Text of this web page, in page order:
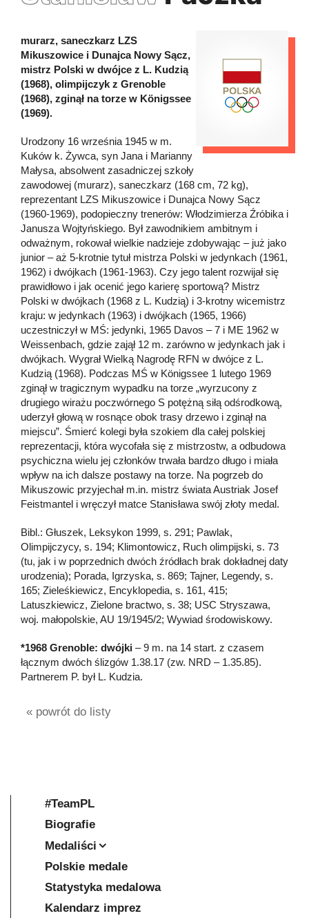
murarz, saneczkarz LZS
Mikuszowice i Dunajca Nowy Sącz,
mistrz Polski w dwójce z L. Kudzią
(1968), olimpijczyk z Grenoble
(1968), zginął na torze w Königssee
(1969).
Urodzony 16 września 1945 w m.
Kuków k. Żywca, syn Jana i Marianny
Małysa, absolwent zasadniczej szkoły
zawodowej (murarz), saneczkarz (168 cm, 72 kg),
reprezentant LZS Mikuszowice i Dunajca Nowy Sącz
(1960-1969), podopieczny trenerów: Włodzimierza Źróbika i
Janusza Wojtyńskiego. Był zawodnikiem ambitnym i
odważnym, rokował wielkie nadzieje zdobywając – już jako
junior – aż 5-krotnie tytuł mistrza Polski w jedynkach (1961,
1962) i dwójkach (1961-1963). Czy jego talent rozwijał się
prawidłowo i jak ocenić jego karierę sportową? Mistrz
Polski w dwójkach (1968 z L. Kudzią) i 3-krotny wicemistrz
kraju: w jedynkach (1963) i dwójkach (1965, 1966)
uczestniczył w MŚ: jedynki, 1965 Davos – 7 i ME 1962 w
Weissenbach, gdzie zajął 12 m. zarówno w jedynkach jak i
dwójkach. Wygrał Wielką Nagrodę RFN w dwójce z L.
Kudzią (1968). Podczas MŚ w Königssee 1 lutego 1969
zginął w tragicznym wypadku na torze „wyrzucony z
drugiego wirażu poczwórnego S potężną siłą odśrodkową,
uderzył głową w rosnące obok trasy drzewo i zginął na
miejscu”. Śmierć kolegi była szokiem dla całej polskiej
reprezentacji, która wycofała się z mistrzostw, a odbudowa
psychiczna wielu jej członków trwała bardzo długo i miała
wpływ na ich dalsze postawy na torze. Na pogrzeb do
Mikuszowic przyjechał m.in. mistrz świata Austriak Josef
Feistmantel i wręczył matce Stanisława swój złoty medal.
Bibl.: Głuszek, Leksykon 1999, s. 291; Pawlak,
Olimpijczycy, s. 194; Klimontowicz, Ruch olimpijski, s. 73
(tu, jak i w poprzednich dwóch źródłach brak dokładnej daty
urodzenia); Porada, Igrzyska, s. 869; Tajner, Legendy, s.
165; Zieleśkiewicz, Encyklopedia, s. 161, 415;
Latuszkiewicz, Zielone bractwo, s. 38; USC Stryszawa,
woj. małopolskie, AU 19/1945/2; Wywiad środowiskowy.
*1968 Grenoble: dwójki – 9 m. na 14 start. z czasem
łącznym dwóch ślizgów 1.38.17 (zw. NRD – 1.35.85).
Partnerem P. był L. Kudzia.
« powrót do listy
#TeamPL
Biografie
Medaliści
Polskie medale
Statystyka medalowa
Kalendarz imprez